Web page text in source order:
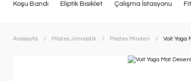
Koşu Bandı Eliptik Bisiklet Çalışma İstasyonu
Anasayfa Pilates Jimnastik Pilates Minderi Voit Yoga